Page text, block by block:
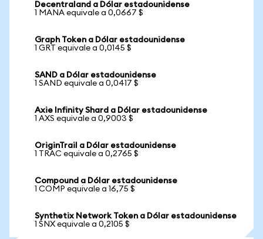
Decentraland a Dólar estadounidense
1 MANA equivale a 0,0667 $
Graph Token a Dólar estadounidense
1 GRT equivale a 0,0145 $
SAND a Dólar estadounidense
1 SAND equivale a 0,0417 $
Axie Infinity Shard a Dólar estadounidense
1 AXS equivale a 0,9003 $
OriginTrail a Dólar estadounidense
1 TRAC equivale a 0,2765 $
Compound a Dólar estadounidense
1 COMP equivale a 16,75 $
Synthetix Network Token a Dólar estadounidense
1 SNX equivale a 0,2105 $